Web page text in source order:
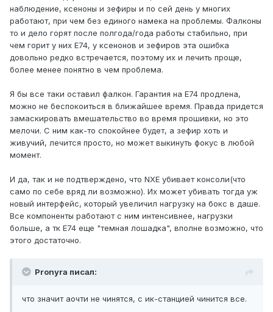
наблюдение, ксеноны и зефиры и по сей день у многих
работают, при чем без единого намека на проблемы. Фалконы
то и дело горят после полгода/года работы стабильно, при
чем горит у них Е74, у ксенонов и зефиров эта ошибка
довольно редко встречается, поэтому их и лечить проще,
более менее понятно в чем проблема.
Я бы все таки оставил фалкон. Гарантия на Е74 продлена,
можно не беспокоиться в ближайшее время. Правда придется
замаскировать вмешательство во время прошивки, но это
мелочи. С ним как-то спокойнее будет, а зефир хоть и
живучий, лечится просто, но может выкинуть фокус в любой
момент.
И да, так и не подтверждено, что NXE убивает консоли(что
само по себе вряд ли возможно). Их может убивать тогда уж
новый интерфейс, который увеличил нагрузку на бокс в даше.
Все компоненты работают с ним интенсивнее, нагрузки
больше, а тк Е74 еще "темная лошадка", вполне возможно, что
этого достаточно.
Pronyra писал:
что значит аочти не чинятся, с ик-станцией чинится все.